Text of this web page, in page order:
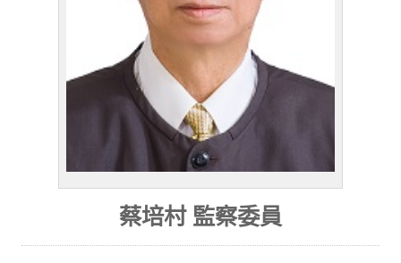
蔡培村 監察委員